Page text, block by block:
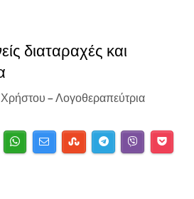
διαταραχές και
Χρήστου - Λογοθεραπεύτρια